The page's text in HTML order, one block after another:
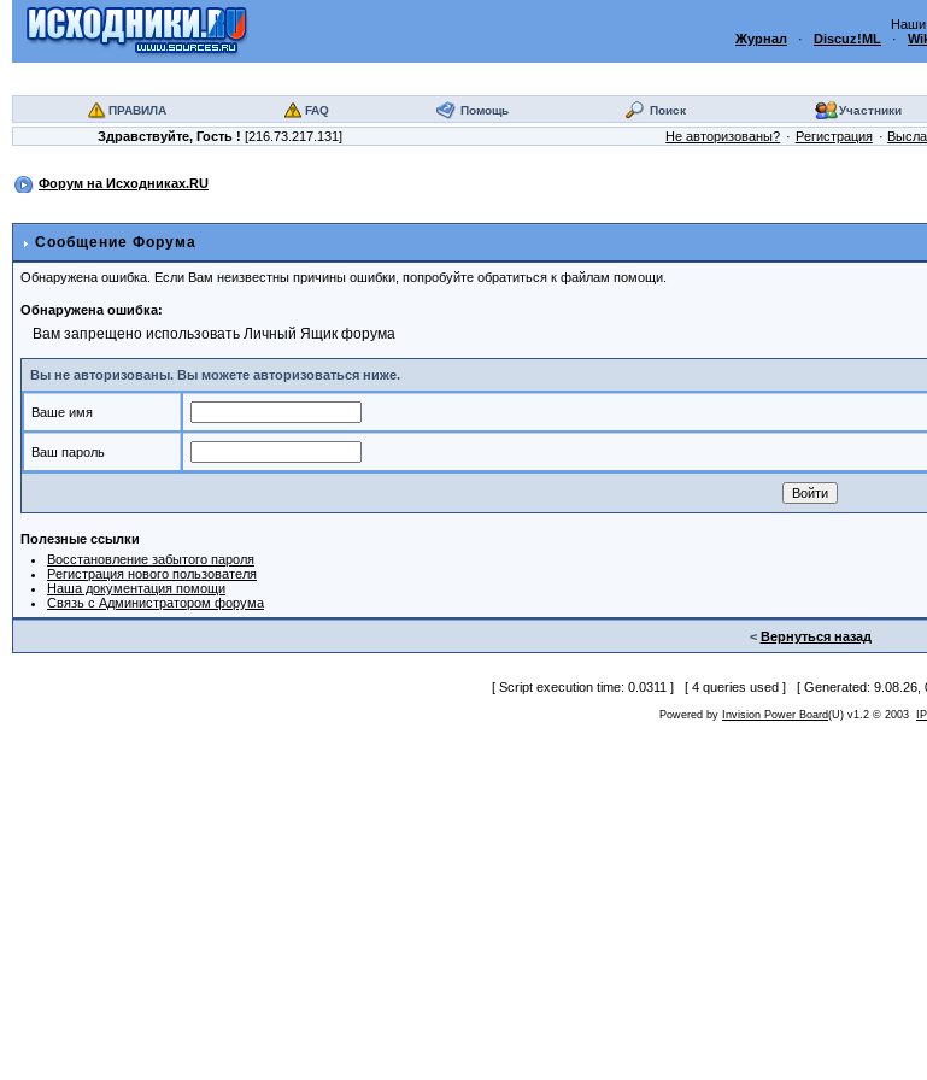
Наши
Журнал · Discuz!ML ·
ПРАВИЛА FAQ Помощь Поиск Участники
Здравствуйте, Гость ! [216.73.217.131] Не авторизованы? Регистрация
Форум на Исходниках.RU
Сообщение Форума
Обнаружена ошибка. Если Вам неизвестны причины ошибки, попробуйте обратиться к файлам помощи.
Обнаружена ошибка:
Вам запрещено использовать Личный Ящик форума
Вы не авторизованы. Вы можете авторизоваться ниже.
Ваше имя
Ваш пароль
Полезные ссылки
Восстановление забытого пароля
Регистрация нового пользователя
Наша документация помощи
Связь с Администратором форума
< Вернуться назад
[ Script execution time: 0.0311 ] [ 4 queries used ] [ Generated: 9.08.26,
Powered by Invision Power Board(U) v1.2 © 2003